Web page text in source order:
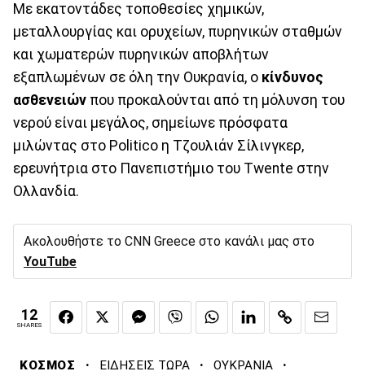
Με εκατοντάδες τοποθεσίες χημικών,
μεταλλουργίας και ορυχείων, πυρηνικών σταθμών
και χωματερών πυρηνικών αποβλήτων
εξαπλωμένων σε όλη την Ουκρανία, ο κίνδυνος
ασθενειών που προκαλούνται από τη μόλυνση του
νερού είναι μεγάλος, σημείωνε πρόσφατα
μιλώντας στο Politico η Τζουλιάν Σίλινγκερ,
ερευνήτρια στο Πανεπιστήμιο του Twente στην
Ολλανδία.
Ακολουθήστε το CNN Greece στο κανάλι μας στο
YouTube
12
SHARES
ΚΟΣΜΟΣ · ΕΙΔΗΣΕΙΣ ΤΩΡΑ · ΟΥΚΡΑΝΙΑ ·